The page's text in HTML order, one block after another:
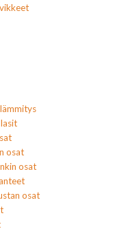
osat
osat
osat